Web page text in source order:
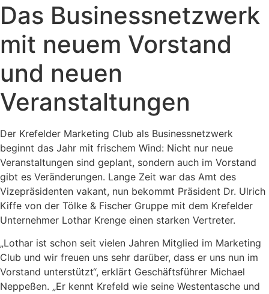
Das Businessnetzwerk
mit neuem Vorstand
und neuen
Veranstaltungen
Der Krefelder Marketing Club als Businessnetzwerk
beginnt das Jahr mit frischem Wind: Nicht nur neue
Veranstaltungen sind geplant, sondern auch im Vorstand
gibt es Veränderungen. Lange Zeit war das Amt des
Vizepräsidenten vakant, nun bekommt Präsident Dr. Ulrich
Kiffe von der Tölke & Fischer Gruppe mit dem Krefelder
Unternehmer Lothar Krenge einen starken Vertreter.
„Lothar ist schon seit vielen Jahren Mitglied im Marketing
Club und wir freuen uns sehr darüber, dass er uns nun im
Vorstand unterstützt“, erklärt Geschäftsführer Michael
Neppeßen. „Er kennt Krefeld wie seine Westentasche und